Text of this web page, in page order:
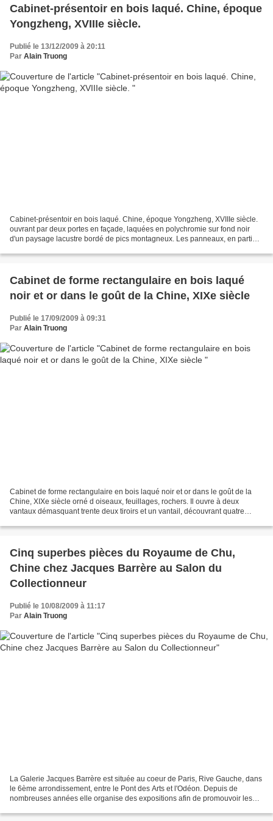
Cabinet-présentoir en bois laqué. Chine, époque
Yongzheng, XVIIIe siècle.
Publié le 13/12/2009 à 20:11
Par Alain Truong
Cabinet-présentoir en bois laqué. Chine, époque Yongzheng, XVIIIe siècle.
ouvrant par deux portes en façade, laquées en polychromie sur fond noir
d'un paysage lacustre bordé de pics montagneux. Les panneaux, en partie
Cabinet de forme rectangulaire en bois laqué
noir et or dans le goût de la Chine, XIXe siècle
Publié le 17/09/2009 à 09:31
Par Alain Truong
Cabinet de forme rectangulaire en bois laqué noir et or dans le goût de la
Chine, XIXe siècle orné d oiseaux, feuillages, rochers. Il ouvre à deux
vantaux démasquant trente deux tiroirs et un vantail, découvrant quatre
Cinq superbes pièces du Royaume de Chu,
Chine chez Jacques Barrère au Salon du
Collectionneur
Publié le 10/08/2009 à 11:17
Par Alain Truong
La Galerie Jacques Barrère est située au coeur de Paris, Rive Gauche, dans
le 6ème arrondissement, entre le Pont des Arts et l'Odéon. Depuis de
nombreuses années elle organise des expositions afin de promouvoir les